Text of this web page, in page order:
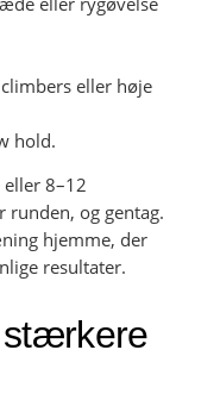
eller høje
hold.
8–12
runden, og gentag.
hjemme, der
resultater.
stærkere